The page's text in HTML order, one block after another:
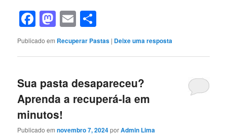
Facebook
Mastodon
Email
Publicado em Recuperar Pastas | Deixe uma resposta
Sua pasta desapareceu?
Aprenda a recuperá-la em
minutos!
Publicado emnovembro 7, 2024porAdmin Lima